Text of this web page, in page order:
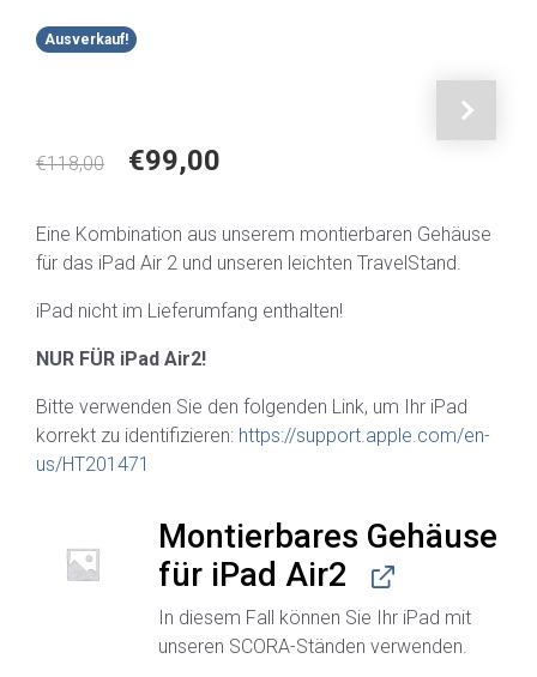
Ausverkauf!
€118,00
Ursprünglicher
€118,00
€99,00
€99,00.
Eine Kombination aus unserem montierbaren Gehäuse
für das iPad Air 2 und unseren leichten TravelStand.
iPad nicht im Lieferumfang enthalten!
NUR FÜR iPad Air2!
Bitte verwenden Sie den folgenden Link, um Ihr iPad
korrekt zu identifizieren: https://support.apple.com/en-
us/HT201471
Montierbares Gehäuse
für iPad Air2
In diesem Fall können Sie Ihr iPad mit
unseren SCORA-Ständen verwenden.